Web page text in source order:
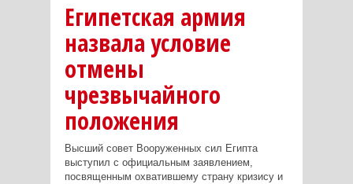
Египетская армия
назвала условие
отмены
чрезвычайного
положения
Высший совет Вооруженных сил Египта
выступил с официальным заявлением,
посвященным охватившему страну кризису и